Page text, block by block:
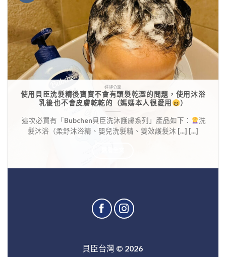
好評分享
使用貝臣洗髮精後寶寶不會有頭髮乾澀的問題，使用沐浴
乳後也不會皮膚乾乾的（媽媽本人很愛用
）
​ 這次必買有「Bubchen貝臣洗沐護膚系列」產品如下：
洗
髮沐浴（柔舒沐浴精、嬰兒洗髮精、雙效護髮沐 [...] [...]
貝臣台灣 © 2026